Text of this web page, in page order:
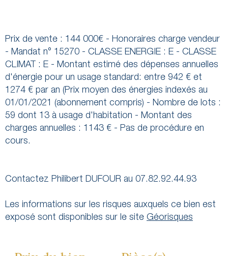
Prix de vente : 144 000€ - Honoraires charge vendeur
- Mandat n° 15270 - CLASSE ENERGIE : E - CLASSE
CLIMAT : E - Montant estimé des dépenses annuelles
d'énergie pour un usage standard: entre 942 € et
1274 € par an (Prix moyen des énergies indexés au
01/01/2021 (abonnement compris) - Nombre de lots :
59 dont 13 à usage d'habitation - Montant des
charges annuelles : 1143 € - Pas de procédure en
cours.
Contactez Philibert DUFOUR au 07.82.92.44.93
Les informations sur les risques auxquels ce bien est
exposé sont disponibles sur le site Géorisques